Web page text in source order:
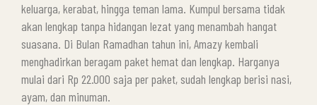
keluarga, kerabat, hingga teman lama. Kumpul bersama tidak
akan lengkap tanpa hidangan lezat yang menambah hangat
suasana. Di Bulan Ramadhan tahun ini, Amazy kembali
menghadirkan beragam paket hemat dan lengkap. Harganya
mulai dari Rp 22.000 saja per paket, sudah lengkap berisi nasi,
ayam, dan minuman.